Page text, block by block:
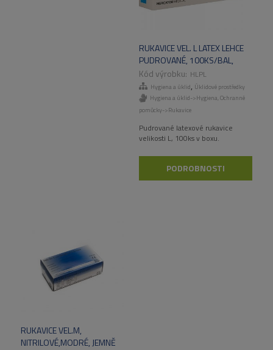
RUKAVICE VEL. L LATEX LEHCE
PUDROVANÉ, 100KS/BAL,
1000KS/KARTHLPL
Hygiena a úklid, Úklidové prostředky
Hygiena a úklid->Hygiena Ochranné
pomůcky->Rukavice
Pudrované latexové rukavice
velikosti L, 100ks v boxu.
PODROBNOSTI
RUKAVICE VEL.M,
NITRILOVÉ,MODRÉ, JEMNĚ